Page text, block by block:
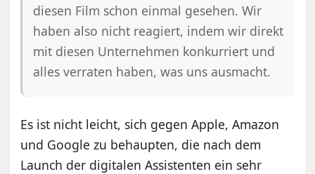
diesen Film schon einmal gesehen. Wir
haben also nicht reagiert, indem wir direkt
mit diesen Unternehmen konkurriert und
alles verraten haben, was uns ausmacht.
Es ist nicht leicht, sich gegen Apple, Amazon
und Google zu behaupten, die nach dem
Launch der digitalen Assistenten ein sehr